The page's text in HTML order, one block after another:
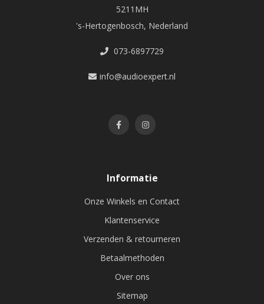
5211MH
's-Hertogenbosch, Nederland
073-6897729
info@audioexpert.nl
Informatie
Onze Winkels en Contact
Klantenservice
Verzenden & retourneren
Betaalmethoden
Over ons
Sitemap